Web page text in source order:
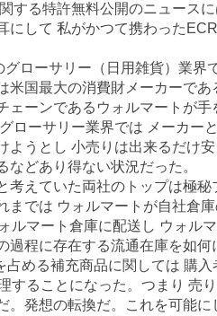
する特許無料公開のニュース
にして 私がかつて携わった
ローサリー（日用雑貨）業界
米国最大の消費財メーカーで
ェーンであるウォルマートが
ローサリー業界では メーカー
ようとし 小売りは出来るだけ
などあり得ない状況だった。
考えていた両社のトップは極
までは ウォルマートが自社倉
ルマート倉庫に配送し ウォル
過程に存在する流通在庫を如
占める補充商品に関しては 購
することになった。つまり 売
。発想の転換だ。これを可能